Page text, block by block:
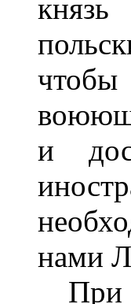
и
нами
При